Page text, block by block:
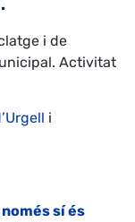
i de
Activitat
i
sí és